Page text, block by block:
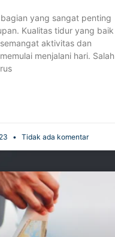
yang sangat penting
Kualitas tidur yang baik
aktivitas dan
menjalani hari. Salah
Tidak ada komentar